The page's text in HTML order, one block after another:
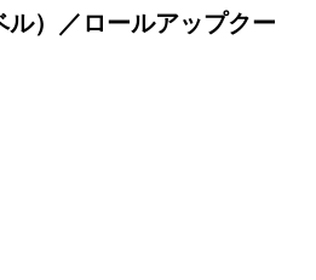
）／ロールアップクー